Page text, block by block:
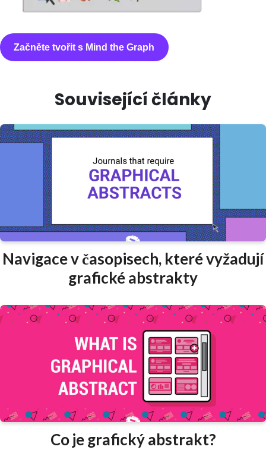
Začněte tvořit s Mind the Graph
Související články
Navigace v časopisech, které vyžadují
grafické abstrakty
Co je grafický abstrakt?